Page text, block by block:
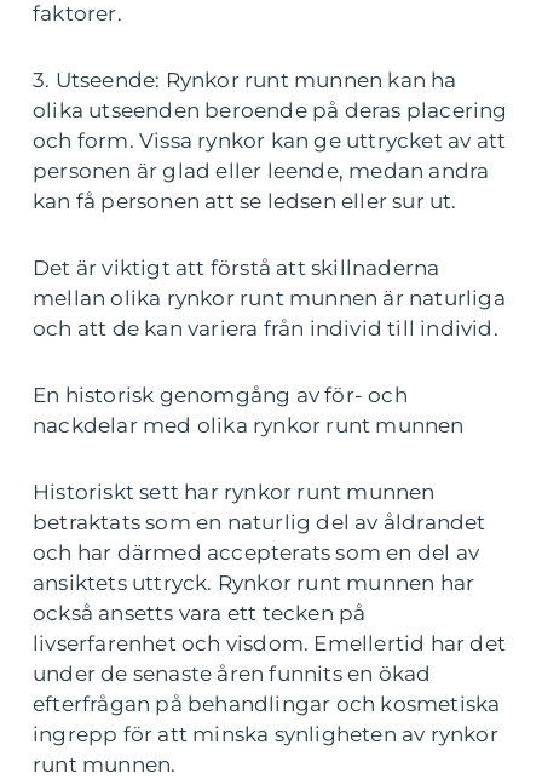
faktorer.
3. Utseende: Rynkor runt munnen kan ha
olika utseenden beroende på deras placering
och form. Vissa rynkor kan ge uttrycket av att
personen är glad eller leende, medan andra
kan få personen att se ledsen eller sur ut.
Det är viktigt att förstå att skillnaderna
mellan olika rynkor runt munnen är naturliga
och att de kan variera från individ till individ.
En historisk genomgång av för- och
nackdelar med olika rynkor runt munnen
Historiskt sett har rynkor runt munnen
betraktats som en naturlig del av åldrandet
och har därmed accepterats som en del av
ansiktets uttryck. Rynkor runt munnen har
också ansetts vara ett tecken på
livserfarenhet och visdom. Emellertid har det
under de senaste åren funnits en ökad
efterfrågan på behandlingar och kosmetiska
ingrepp för att minska synligheten av rynkor
runt munnen.